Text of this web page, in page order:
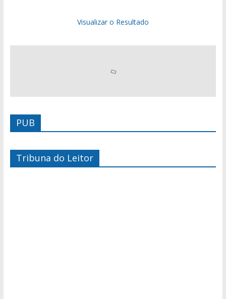
Visualizar o Resultado
PUB
Tribuna do Leitor